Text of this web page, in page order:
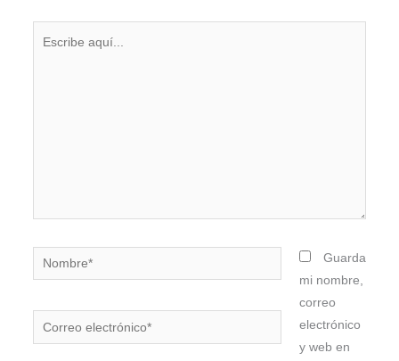
Nombre*
Correo
electrónico*
Guarda
mi nombre,
correo
electrónico
y web en